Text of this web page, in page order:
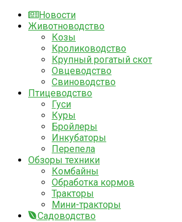
Новости
Животноводство
Козы
Кролиководство
Крупный рогатый скот
Овцеводство
Свиноводство
Птицеводство
Гуси
Куры
Бройлеры
Инкубаторы
Перепела
Обзоры техники
Комбайны
Обработка кормов
Тракторы
Мини-тракторы
Садоводство